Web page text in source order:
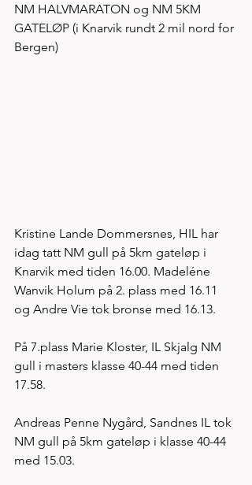
NM HALVMARATON og NM 5KM
GATELØP (i Knarvik rundt 2 mil nord for
Bergen)
Kristine Lande Dommersnes, HIL har
idag tatt NM gull på 5km gateløp i
Knarvik med tiden 16.00. Madeléne
Wanvik Holum på 2. plass med 16.11
og Andre Vie tok bronse med 16.13.
På 7.plass Marie Kloster, IL Skjalg NM
gull i masters klasse 40-44 med tiden
17.58.
Andreas Penne Nygård, Sandnes IL tok
NM gull på 5km gateløp i klasse 40-44
med 15.03.